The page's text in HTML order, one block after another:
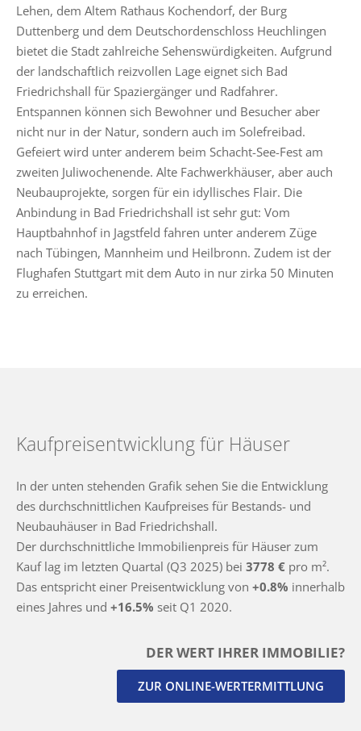
Lehen, dem Altem Rathaus Kochendorf, der Burg
Duttenberg und dem Deutschordenschloss Heuchlingen
bietet die Stadt zahlreiche Sehenswürdigkeiten. Aufgrund
der landschaftlich reizvollen Lage eignet sich Bad
Friedrichshall für Spaziergänger und Radfahrer.
Entspannen können sich Bewohner und Besucher aber
nicht nur in der Natur, sondern auch im Solefreibad.
Gefeiert wird unter anderem beim Schacht-See-Fest am
zweiten Juliwochenende. Alte Fachwerkhäuser, aber auch
Neubauprojekte, sorgen für ein idyllisches Flair. Die
Anbindung in Bad Friedrichshall ist sehr gut: Vom
Hauptbahnhof in Jagstfeld fahren unter anderem Züge
nach Tübingen, Mannheim und Heilbronn. Zudem ist der
Flughafen Stuttgart mit dem Auto in nur zirka 50 Minuten
zu erreichen.
Kaufpreisentwicklung für Häuser
In der unten stehenden Grafik sehen Sie die Entwicklung
des durchschnittlichen Kaufpreises für Bestands- und
Neubauhäuser in Bad Friedrichshall.
Der durchschnittliche Immobilienpreis für Häuser zum
Kauf lag im letzten Quartal (Q3 2025) bei 3778 € pro m².
Das entspricht einer Preisentwicklung von +0.8% innerhalb
eines Jahres und +16.5% seit Q1 2020.
DER WERT IHRER IMMOBILIE?
ZUR ONLINE-WERTERMITTLUNG